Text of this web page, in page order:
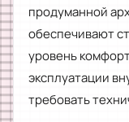
продуманной
обеспечивают
уровень
эксплуатации
требовать